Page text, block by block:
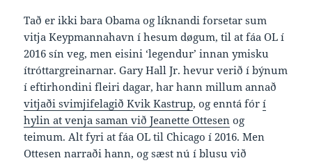
Tað er ikki bara Obama og líknandi forsetar sum
vitja Keypmannahavn í hesum døgum, til at fáa OL í
2016 sín veg, men eisini ‘legendur’ innan ymisku
ítróttargreinarnar. Gary Hall Jr. hevur verið í býnum
í eftirhondini fleiri dagar, har hann millum annað
vitjaði svimjifelagið Kvik Kastrup, og enntá fórí
hylin at venja saman við Jeanette Ottesen og
teimum. Alt fyri at fáa OL til Chicago í 2016. Men
Ottesen narraði hann, og sæst nú í blusu við